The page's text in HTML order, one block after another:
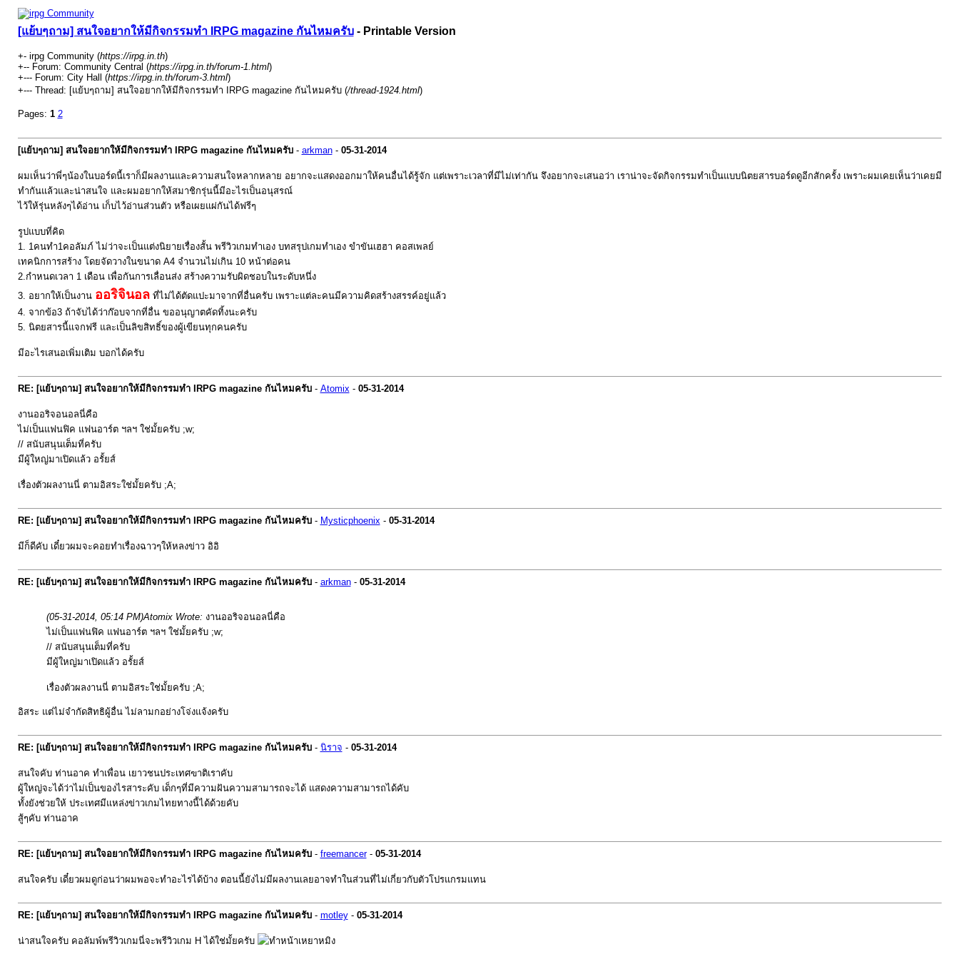
[แย้บๆถาม] สนใจอยากให้มีกิจกรรมทำ IRPG magazine กันไหมครับ- Printable Version
+- irpg Community (https://irpg.in.th)
+-- Forum: Community Central (https://irpg.in.th/forum-1.html)
+--- Forum: City Hall (https://irpg.in.th/forum-3.html)
+--- Thread: [แย้บๆถาม] สนใจอยากให้มีกิจกรรมทำ IRPG magazine กันไหมครับ (/thread-1924.html)
Pages: 1 2
[แย้บๆถาม] สนใจอยากให้มีกิจกรรมทำ IRPG magazine กันไหมครับ- arkman- 05-31-2014
ผมเห็นว่าพี่ๆน้องในบอร์ดนี้เราก็มีผลงานและความสนใจหลากหลาย อยากจะแสดงออกมาให้คนอื่นได้รู้จัก แต่เพราะเวลาที่มีไม่เท่ากัน จึงอยากจะเสนอว่า เราน่าจะจัดกิจกรรมทำเป็นแบบนิตยสารบอร์ดดูอีกสักครั้ง เพราะผมเคยเห็นว่าเคยมี
ทำกันแล้วและน่าสนใจ และผมอยากให้สมาชิกรุ่นนี้มีอะไรเป็นอนุสรณ์
ไว้ให้รุ่นหลังๆได้อ่าน เก็บไว้อ่านส่วนตัว หรือเผยแผ่กันได้ฟรีๆ
รูปแบบที่คิด
1. 1คนทำ1คอลัมภ์ ไม่ว่าจะเป็นแต่งนิยายเรื่องสั้น พรีวิวเกมทำเอง บทสรุปเกมทำเอง ขำขันเฮฮา คอสเพลย์
เทคนิกการสร้าง โดยจัดวางในขนาด A4 จำนวนไม่เกิน 10 หน้าต่อคน
2.กำหนดเวลา 1 เดือน เพื่อกันการเลื่อนส่ง สร้างความรับผิดชอบในระดับหนึ่ง
3. อยากให้เป็นงาน ออริจินอลที่ไม่ได้ตัดแปะมาจากที่อื่นครับ เพราะแต่ละคนมีความคิดสร้างสรรค์อยู่แล้ว
4. จากข้อ3 ถ้าจับได้ว่าก๊อบจากที่อื่น ขออนุญาตคัดทิ้งนะครับ
5. นิตยสารนี้แจกฟรี และเป็นลิขสิทธิ์ของผู้เขียนทุกคนครับ
มีอะไรเสนอเพิ่มเติม บอกได้ครับ
RE: [แย้บๆถาม] สนใจอยากให้มีกิจกรรมทำ IRPG magazine กันไหมครับ- Atomix- 05-31-2014
งานออริจอนอลนี่คือ
ไม่เป็นแฟนฟิค แฟนอาร์ต ฯลฯ ใช่มั้ยครับ ;w;
// สนับสนุนเต็มที่ครับ
มีผู้ใหญ่มาเปิดแล้ว อรั้ยส์
เรื่องตัวผลงานนี่ ตามอิสระใช่มั้ยครับ ;A;
RE: [แย้บๆถาม] สนใจอยากให้มีกิจกรรมทำ IRPG magazine กันไหมครับ- Mysticphoenix- 05-31-2014
มีก็ดีคับ เดี๋ยวผมจะคอยทำเรื่องฉาวๆให้หลงข่าว อิอิ
RE: [แย้บๆถาม] สนใจอยากให้มีกิจกรรมทำ IRPG magazine กันไหมครับ- arkman- 05-31-2014
(05-31-2014, 05:14 PM)Atomix Wrote: งานออริจอนอลนี่คือ
ไม่เป็นแฟนฟิค แฟนอาร์ต ฯลฯ ใช่มั้ยครับ ;w;
// สนับสนุนเต็มที่ครับ
มีผู้ใหญ่มาเปิดแล้ว อรั้ยส์
เรื่องตัวผลงานนี่ ตามอิสระใช่มั้ยครับ ;A;
อิสระ แต่ไม่จำกัดสิทธิผู้อื่น ไม่ลามกอย่างโจ่งแจ้งครับ
RE: [แย้บๆถาม] สนใจอยากให้มีกิจกรรมทำ IRPG magazine กันไหมครับ- นิราจ - 05-31-2014
สนใจคับ ท่านอาค ทำเพื่อน เยาวชนประเทศฃาติเราคับ
ผู้ใหญ่จะได้ว่าไม่เป็นของไรสาระคับ เด็กๆที่มีความฝันความสามารถจะได้ แสดงความสามารถได้คับ
ทั้งยังช่วยให้ ประเทศมีแหล่งข่าวเกมไทยทางนี้ได้ด้วยคับ
สู้ๆคับ ท่านอาค
RE: [แย้บๆถาม] สนใจอยากให้มีกิจกรรมทำ IRPG magazine กันไหมครับ- freemancer- 05-31-2014
สนใจครับ เดี๋ยวผมดูก่อนว่าผมพอจะทำอะไรได้บ้าง ตอนนี้ยังไม่มีผลงานเลยอาจทำในส่วนที่ไม่เกี่ยวกับตัวโปรแกรมแทน
RE: [แย้บๆถาม] สนใจอยากให้มีกิจกรรมทำ IRPG magazine กันไหมครับ- motley- 05-31-2014
น่าสนใจครับ คอลัมพ์พรีวิวเกมนี่จะพรีวิวเกม H ได้ใช่มั้ยครับ